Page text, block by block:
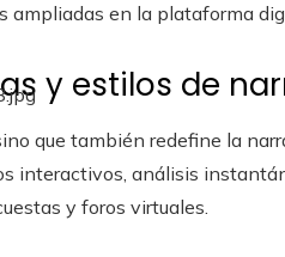
en la plataforma
y estilos de
que también redefine la
interactivos, análisis
y foros virtuales.